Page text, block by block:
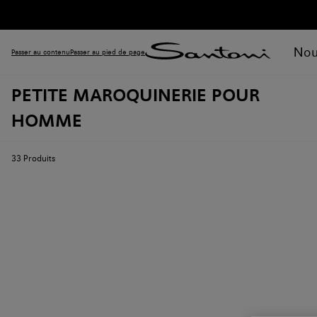
Passer au contenuPasser au pied de page
PETITE MAROQUINERIE POUR
HOMME
33 Produits